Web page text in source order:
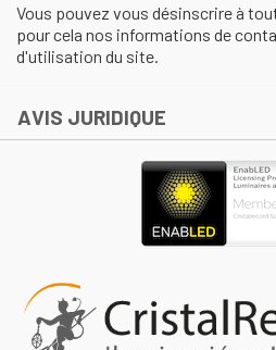
Vous pouvez vous désinscrire à
pour cela nos informations de
d'utilisation du site.
AVIS JURIDIQUE